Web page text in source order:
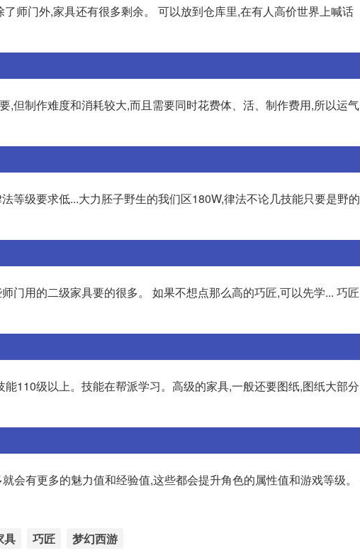
师门外,家具还有很多剩余。 可以放到仓库里,在有人高价世界上喊话
,但制作难度和消耗较大,而且需要同时花费体、活、制作费用,所以运气
等级要求低...大力胚子野生的我们区180W,律法不论几技能只要是野的
门用的二级家具要的很多。 如果不想点那么高的巧匠,可以先学... 巧匠
110级以上。技能在帮派学习。高级的家具,一般还要图纸,图纸大部分
有更多的魅力值和经验值,这些都会提升角色的属性值和游戏等级。
具 巧匠 梦幻西游